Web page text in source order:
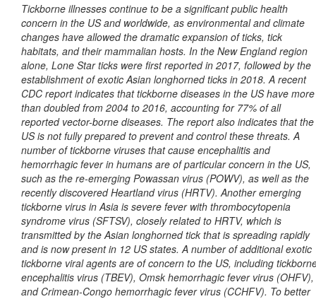
Tickborne illnesses continue to be a significant public health
concern in the US and worldwide, as environmental and climate
changes have allowed the dramatic expansion of ticks, tick
habitats, and their mammalian hosts. In the New England region
alone, Lone Star ticks were first reported in 2017, followed by the
establishment of exotic Asian longhorned ticks in 2018. A recent
CDC report indicates that tickborne diseases in the US have more
than doubled from 2004 to 2016, accounting for 77% of all
reported vector-borne diseases. The report also indicates that the
US is not fully prepared to prevent and control these threats. A
number of tickborne viruses that cause encephalitis and
hemorrhagic fever in humans are of particular concern in the US,
such as the re-emerging Powassan virus (POWV), as well as the
recently discovered Heartland virus (HRTV). Another emerging
tickborne virus in Asia is severe fever with thrombocytopenia
syndrome virus (SFTSV), closely related to HRTV, which is
transmitted by the Asian longhorned tick that is spreading rapidly
and is now present in 12 US states. A number of additional exotic
tickborne viral agents are of concern to the US, including
encephalitis virus (TBEV), Omsk hemorrhagic fever virus (OHFV),
and Crimean-Congo hemorrhagic fever virus (CCHFV). To better